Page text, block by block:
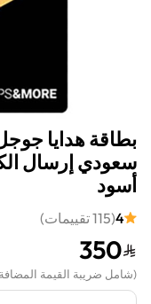
سعودي إرسال
أسود
4
(
115تقييمات)
350
(شامل ضريبة القيمة المضافة